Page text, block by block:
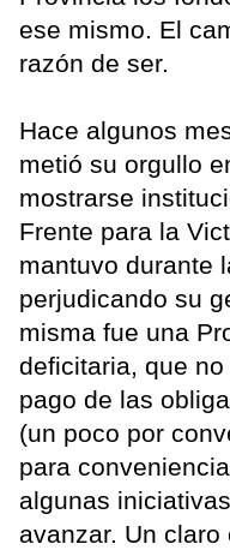
ese mismo. El
razón de ser.
Hace algunos
metió su orgullo
mostrarse
Frente para la
mantuvo durante
perjudicando su
misma fue una
deficitaria, que
pago de las
(un poco por
para
algunas
avanzar. Un